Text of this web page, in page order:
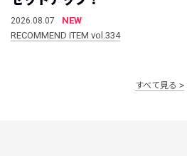
2026.08.07
NEW
RECOMMEND ITEM vol.334
すべて見る